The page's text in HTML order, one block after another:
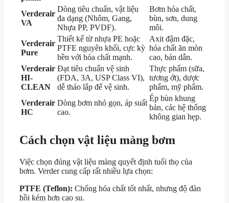
Verderair
VA
Dòng tiêu chuẩn, vật liệu
đa dạng (Nhôm, Gang,
Nhựa PP, PVDF).
Bơm hóa chất,
bùn, sơn, dung
môi.
Verderair
Pure
Thiết kế từ nhựa PE hoặc
PTFE nguyên khối, cực kỳ
bền với hóa chất mạnh.
Axit đậm đặc,
hóa chất ăn mòn
cao, bán dẫn.
Verderair
HI-
CLEAN
Đạt tiêu chuẩn vệ sinh
(FDA, 3A, USP Class VI),
dễ tháo lắp để vệ sinh.
Thực phẩm (sữa,
tương ớt), dược
phẩm, mỹ phẩm.
Verderair
HC
Dòng bơm nhỏ gọn, áp suất
cao.
Ép bùn khung
bản, các hệ thống
không gian hẹp.
Cách chọn vật liệu màng bơm
Việc chọn đúng vật liệu màng quyết định tuổi thọ của
bơm. Verder cung cấp rất nhiều lựa chọn:
PTFE (Teflon): Chống hóa chất tốt nhất, nhưng độ đàn
hồi kém hơn cao su.